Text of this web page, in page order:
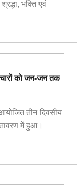
भक्ति एवं
को जन-जन तक
तीन दिवसीय
में हुआ।